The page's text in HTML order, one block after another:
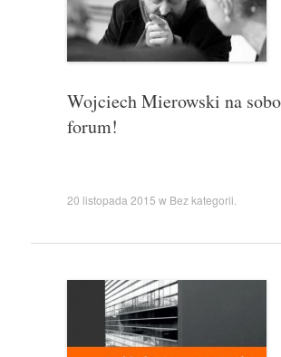
Wojciech Mierowski na
forum!
20 listopada 2015 w Bez kategorii